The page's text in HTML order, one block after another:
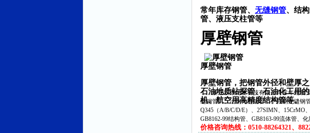
常年库存钢管、 无缝钢管、结
管、液压支柱管等
厚壁钢管
厚壁钢管
厚壁钢管，把钢管外径和壁厚
石油地质钻探管、石油化工用
机、航空用高精度结构管等。
浙江双银特材科技有限公司常年销售天
缝钢管厂、冶钢无缝钢管厂、鞍钢无缝钢
Q345（A/B/C/D/E）、27SIMN、15CrMO
GB8162-99结构管、GB8163-99流体管、
价格咨询热线：0510-88264321、